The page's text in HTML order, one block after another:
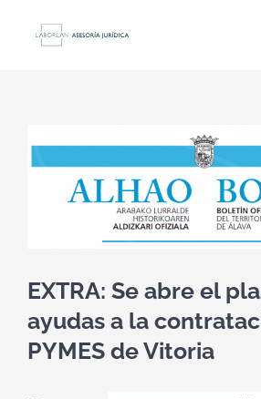
EXTRA: Se abre el
ayudas a la
PYMES de Vitoria